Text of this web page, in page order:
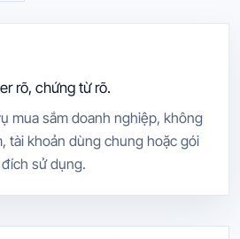
rõ, chứng từ rõ.
mua sắm doanh nghiệp, không
tài khoản dùng chung hoặc gói
sử dụng.